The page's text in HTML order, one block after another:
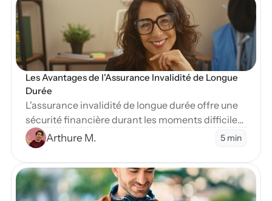
Les Avantages de l'Assurance Invalidité de Longue
Durée
L'assurance invalidité de longue durée offre une
sécurité financière durant les moments difficiles.
Apprenez-en plus sur ses nombreux avantages
essentiels.
Arthure M. 5 min
Blog